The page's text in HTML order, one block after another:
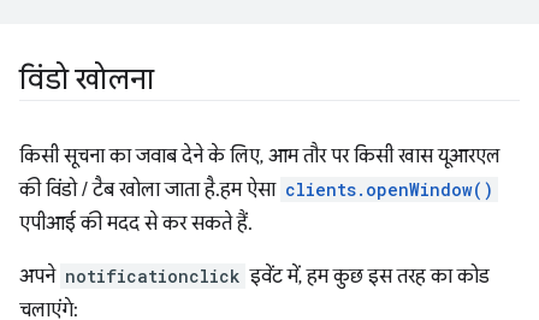
विंडो खोलना
किसी सूचना का जवाब देने के लिए, आम तौर पर किसी खास यूआरएल
की विंडो / टैब खोला जाता है. हम ऐसा clients.openWindow()
एपीआई की मदद से कर सकते हैं.
अपने notificationclick इवेंट में, हम कुछ इस तरह का कोड
चलाएंगे: